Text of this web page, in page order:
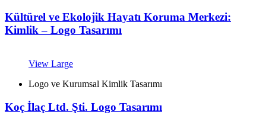
Kültürel ve Ekolojik Hayatı Koruma Merkezi:
Kimlik – Logo Tasarımı
View Large
Logo ve Kurumsal Kimlik Tasarımı
Koç İlaç Ltd. Şti. Logo Tasarımı